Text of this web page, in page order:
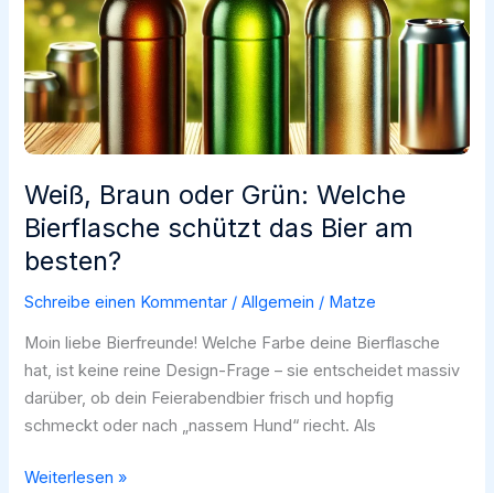
Weiß, Braun oder Grün: Welche
Bierflasche schützt das Bier am
besten?
Schreibe einen Kommentar /Allgemein / Matze
Moin liebe Bierfreunde! Welche Farbe deine Bierflasche
hat, ist keine reine Design-Frage – sie entscheidet massiv
darüber, ob dein Feierabendbier frisch und hopfig
schmeckt oder nach „nassem Hund“ riecht. Als
Weiß,
Weiterlesen »